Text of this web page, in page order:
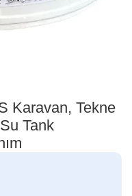
Karavan, Tekne
Tank